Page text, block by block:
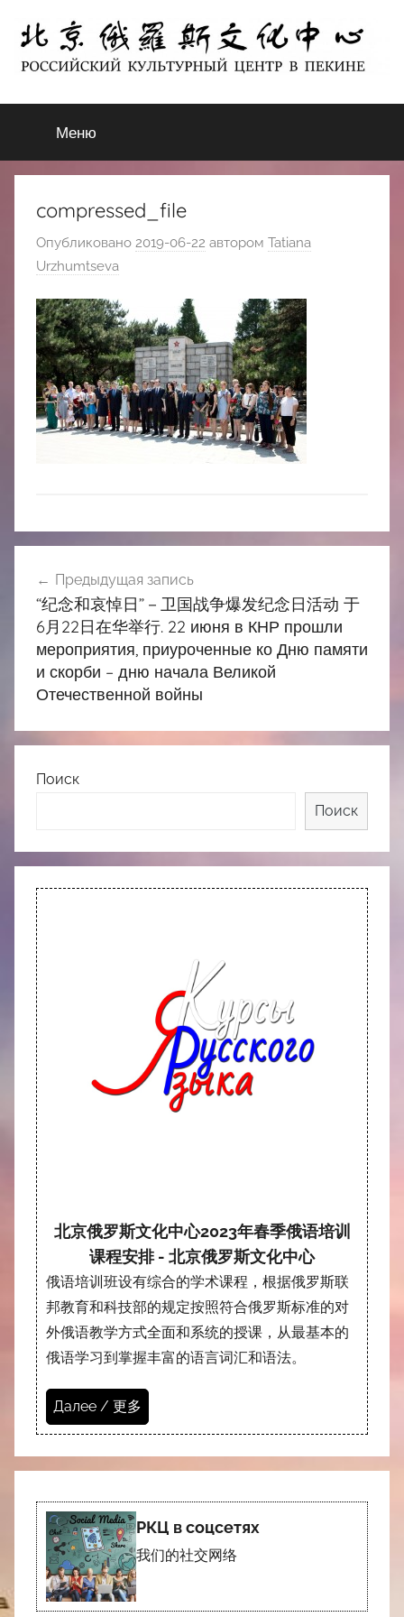
содержимому
北
京
罗
斯
文
化
中
В
ПЕКИНЕ
Меню
compressed_file
Опубликовано 2019-06-22 автором Tatiana
Urzhumtseva
по
записям
Предыдущая запись
“纪念和哀悼日”－卫国战争爆发纪念日活动 于
6月22日在华举行. 22 июня в КНР прошли
мероприятия, приуроченные ко Дню памяти
и скорби – дню начала Великой
Отечественной войны
Поиск
Поиск
北京俄罗斯文化中心2023年春季俄语培训
课程安排 - 北京俄罗斯文化中心
俄语培训班设有综合的学术课程，根据俄罗斯联
邦教育和科技部的规定按照符合俄罗斯标准的对
外俄语教学方式全面和系统的授课，从最基本的
俄语学习到掌握丰富的语言词汇和语法。
Далее / 更多
РКЦ в соцсетях
我们的社交网络